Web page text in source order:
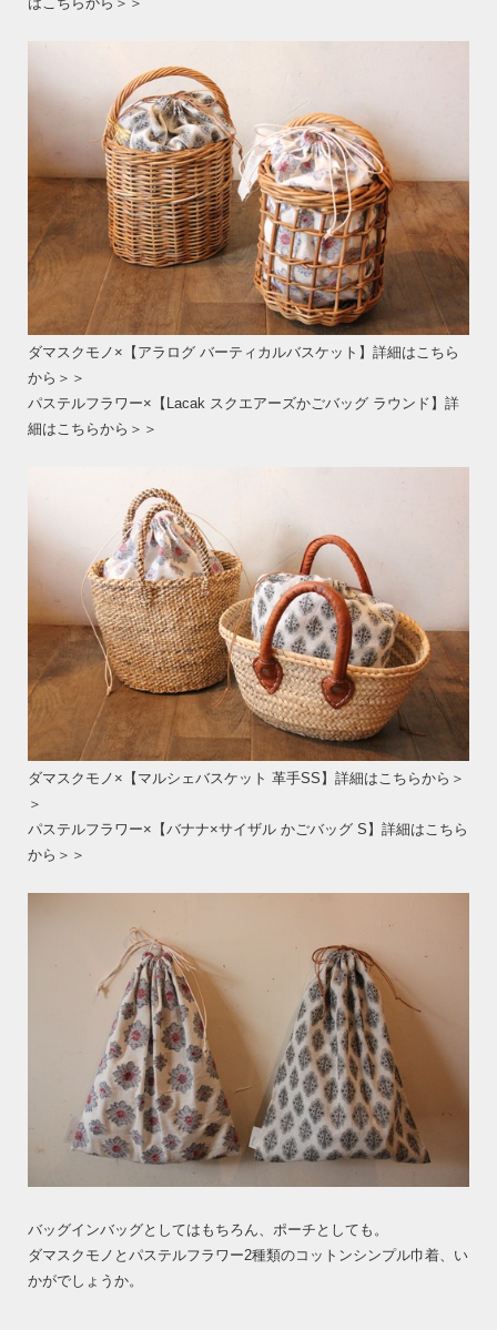
ダマスクモノ×【アラログ バーティカルバスケット】詳細はこちら
から＞＞
パステルフラワー×【Lacak スクエアーズかごバッグ ラウンド】詳
細はこちらから＞＞
ダマスクモノ×【マルシェバスケット 革手SS】詳細はこちらから＞
＞
パステルフラワー×【バナナ×サイザル かごバッグ S】詳細はこちら
から＞＞
バッグインバッグとしてはもちろん、ポーチとしても。
ダマスクモノとパステルフラワー2種類のコットンシンプル巾着、い
かがでしょうか。